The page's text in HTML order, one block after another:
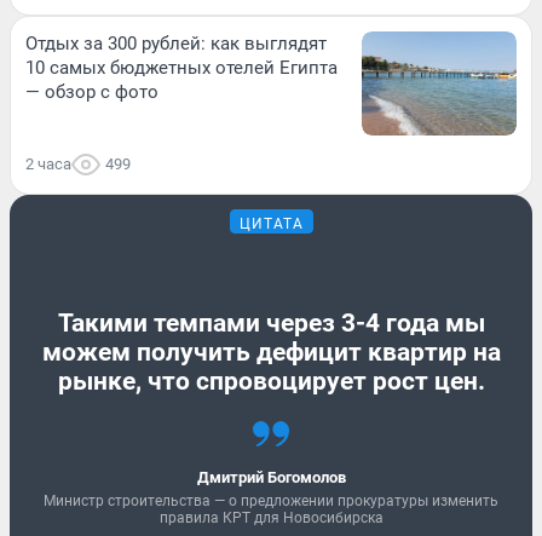
Отдых за 300 рублей: как выглядят
10 самых бюджетных отелей Египта
— обзор с фото
2 часа 499
ЦИТАТА
Такими темпами через 3-4 года мы
можем получить дефицит квартир на
рынке, что спровоцирует рост цен.
Дмитрий Богомолов
Министр строительства — о предложении прокуратуры изменить
правила КРТ для Новосибирска